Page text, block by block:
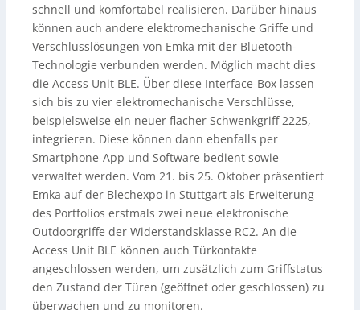
schnell und komfortabel realisieren. Darüber hinaus
können auch andere elektromechanische Griffe und
Verschlusslösungen von Emka mit der Bluetooth-
Technologie verbunden werden. Möglich macht dies
die Access Unit BLE. Über diese Interface-Box lassen
sich bis zu vier elektromechanische Verschlüsse,
beispielsweise ein neuer flacher Schwenkgriff 2225,
integrieren. Diese können dann ebenfalls per
Smartphone-App und Software bedient sowie
verwaltet werden. Vom 21. bis 25. Oktober präsentiert
Emka auf der Blechexpo in Stuttgart als Erweiterung
des Portfolios erstmals zwei neue elektronische
Outdoorgriffe der Widerstandsklasse RC2. An die
Access Unit BLE können auch Türkontakte
angeschlossen werden, um zusätzlich zum Griffstatus
den Zustand der Türen (geöffnet oder geschlossen) zu
überwachen und zu monitoren.